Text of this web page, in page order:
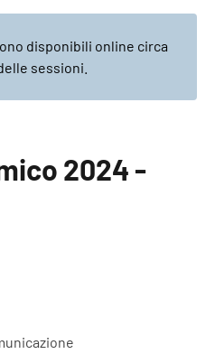
disponibili online circa
sessioni.
2024 -